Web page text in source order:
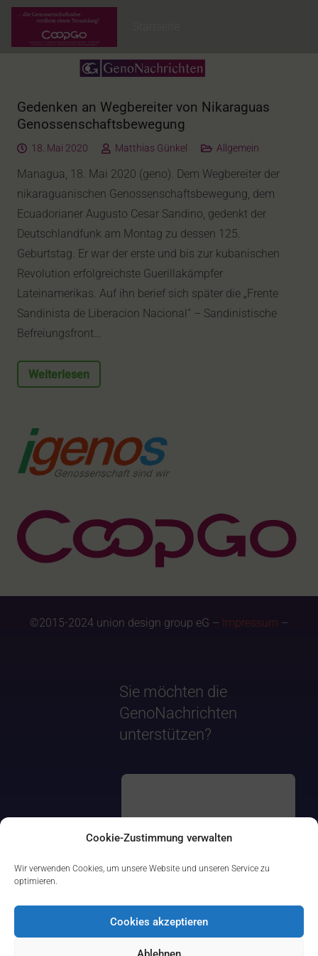
Cookie-Zustimmung verwalten
Wir verwenden Cookies, um unsere Website und unseren Service zu
optimieren.
Cookies akzeptieren
Gedenken an Wegbereiter von Nikaraguas
Genossenschaftsbewegung
18. Mai 2020 Matthias Günkel Allgemein
Managua, 18. Mai 2020 (geno). Dem Wegbereiter der
nikaraguanischen Genossenschaftsbewegung, dem
Ecuadorianer Augusto Cesar Sandino, gedenkt der
Deutschlandfunk am Montag zu dessen 125.
Geburtstag. Er war der erste und bis zur kubanischen
Revolution erfolgreichste Guerillakämpfer
Lateinamerikas. Auf ihn berief sich später die „Frente
Sandinista de Liberacion Nacional“ – Sandinistische
Befreiungsfront…
Weiterlesen
©2015-2024 union design group eG – Impressum –
Sie möchten die
GenoNachrichten
unterstützen?